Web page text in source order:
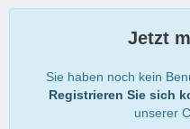
Jetzt
Sie haben noch kein
Registrieren Sie sich
unserer